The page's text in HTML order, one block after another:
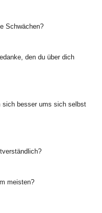
Schwächen?
den du über dich
sich besser ums sich selbst
meisten?